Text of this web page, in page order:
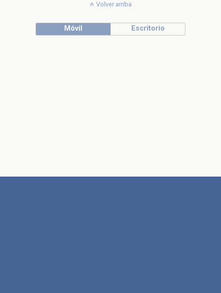
Volver arriba
Móvil Escritorio